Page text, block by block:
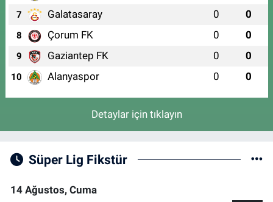
7 Galatasaray 0 0
8 Çorum FK 0 0
9 Gaziantep FK 0 0
10 Alanyaspor 0 0
Detaylar için tıklayın
Süper Lig Fikstür
14 Ağustos, Cuma